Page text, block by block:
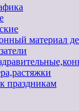
материал
праздникам